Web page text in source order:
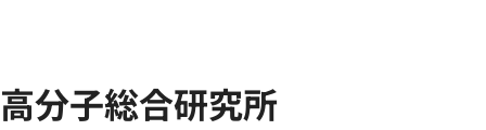
高分子総合研究所